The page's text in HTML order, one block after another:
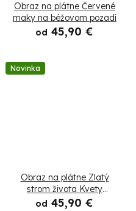
Obraz na plátne Červené
maky na béžovom pozadí
od 45,90 €
Novinka
Obraz na plátne Zlatý
strom života Kvety
Abstrakcia
od 45,90 €